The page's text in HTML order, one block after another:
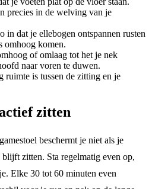
precies in de welving van je
in dat je ellebogen ontspannen rusten
omhoog komen.
of omlaag tot het je nek
naar voren te duwen.
ruimte is tussen de zitting en je
zitten
beschermt je niet als je
zitten. Sta regelmatig even op,
Elke 30 tot 60 minuten even